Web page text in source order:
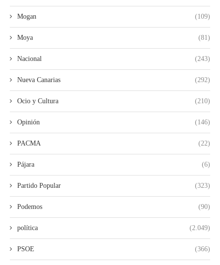
Mogan (109)
Moya (81)
Nacional (243)
Nueva Canarias (292)
Ocio y Cultura (210)
Opinión (146)
PACMA (22)
Pájara (6)
Partido Popular (323)
Podemos (90)
política (2.049)
PSOE (366)